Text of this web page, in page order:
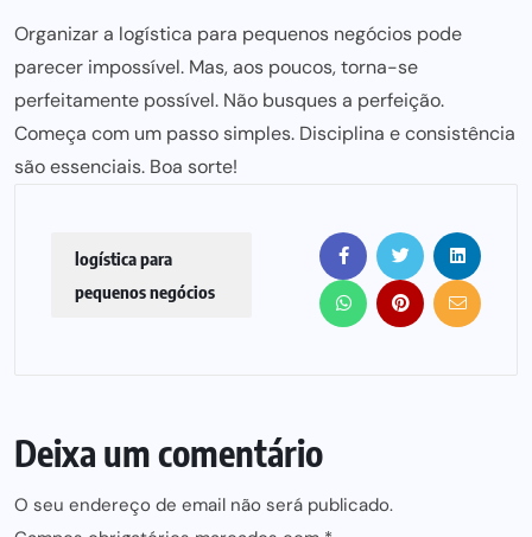
Organizar a logística para pequenos negócios pode
parecer impossível. Mas, aos poucos, torna-se
perfeitamente possível. Não busques a perfeição.
Começa com um passo simples. Disciplina e consistência
são essenciais. Boa sorte!
logística para
pequenos negócios
Deixa um comentário
O seu endereço de email não será publicado.